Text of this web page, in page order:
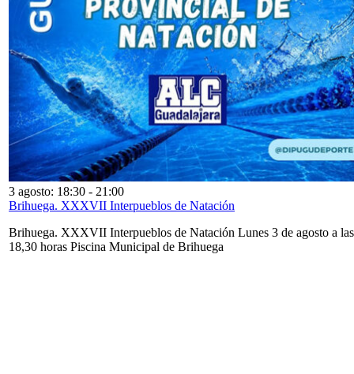
3 agosto: 18:30 - 21:00
Brihuega. XXXVII Interpueblos de Natación
Brihuega. XXXVII Interpueblos de Natación Lunes 3 de agosto a las
18,30 horas Piscina Municipal de Brihuega